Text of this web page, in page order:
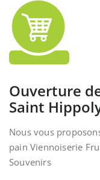
Ouverture
Saint
Nous vous
pain Viennoiserie
Souvenirs